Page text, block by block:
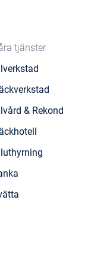
tjänster
& Rekond